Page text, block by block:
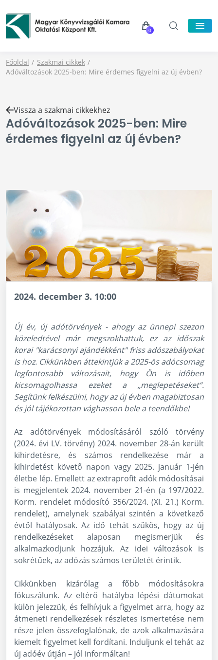
0
Főoldal
Szakmai cikkek
Adóváltozások 2025-ben: Mire érdemes figyelni az új évben?
Adóváltozások 2025-ben: Mire
érdemes figyelni az új évben?
Vissza a szakmai cikkekhez
2024. december 3. 10:00
Új év, új adótörvények - ahogy az ünnepi szezon
közeledtével már megszokhattuk, ez az időszak
korai "karácsonyi ajándékként" friss adószabályokat
is hoz. Cikkünkben áttekintjük a 2025-ös adócsomag
legfontosabb változásait, hogy Ön is időben
kicsomagolhassa ezeket a „meglepetéseket”.
Segítünk felkészülni, hogy az új évben magabiztosan
és jól tájékozottan vághasson bele a teendőkbe!
Az adótörvények módosításáról szóló törvény
(2024. évi LV. törvény) 2024. november 28-án került
kihirdetésre, és számos rendelkezése már a
kihirdetést követő napon vagy 2025. január 1-jén
életbe lép. Emellett az extraprofit adók módosításai
is megjelentek 2024. november 21-én (a 197/2022.
Korm. rendelet módosító 356/2024. (XI. 21.) Korm.
rendelet), amelynek szabályai szintén a következő
évtől hatályosak. Az idő tehát szűkös, hogy az új
rendelkezéseket alaposan megismerjük és
alkalmazkodjunk hozzájuk. Az idei változások is
sokrétűek, az adózás számos területét érintik.
Cikkünkben kizárólag a főbb módosításokra
fókuszálunk. Az eltérő hatályba lépési dátumokat
külön jelezzük, és felhívjuk a figyelmet arra, hogy az
átmeneti rendelkezések részletes ismertetése nem
része jelen összefoglalónak, de azok alkalmazására
kiemelt figyelmet kell fordítani. Induljunk el tehát az
új adóév útján – jól informáltan!